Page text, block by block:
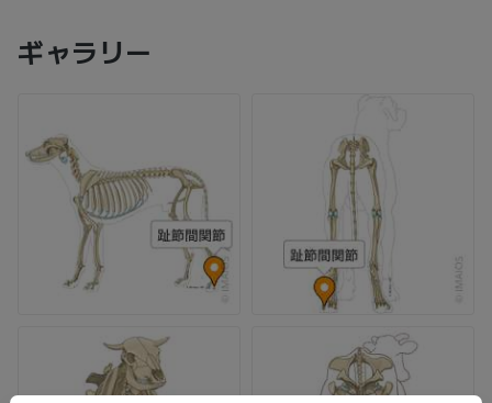
ギャラリー